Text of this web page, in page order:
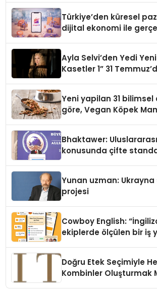
Türkiye’den küresel
dijital ekonomi ile
Ayla Selvi’den Yedi Yeni
Kasetler 1” 31
Yeni yapilan 31 bilimsel
göre, Vegan Köpek
Bhaktawer:
konusunda çifte
Yunan uzman: Ukrayna
projesi
Cowboy English:
ekiplerde ölçülen bir iş
Doğru Etek Seçimiyle
Kombinler Oluşturmak